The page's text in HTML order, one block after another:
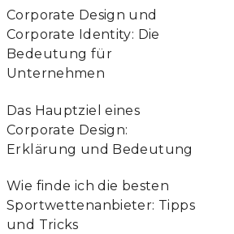
Corporate Design und
Corporate Identity: Die
Bedeutung für
Unternehmen
Das Hauptziel eines
Corporate Design:
Erklärung und Bedeutung
Wie finde ich die besten
Sportwettenanbieter: Tipps
und Tricks